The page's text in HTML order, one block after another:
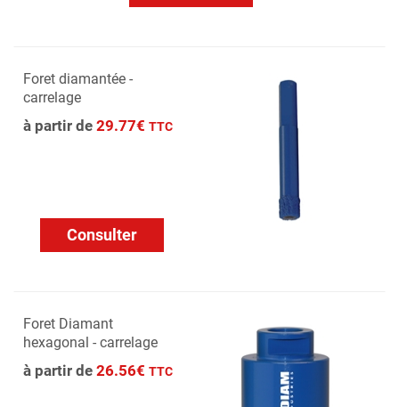
Foret diamantée -
carrelage
à partir de 29.77€ TTC
Consulter
Foret Diamant
hexagonal - carrelage
à partir de 26.56€ TTC